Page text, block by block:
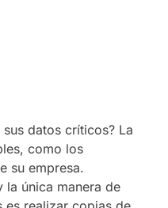
datos críticos? La
como los
su empresa.
la única manera de